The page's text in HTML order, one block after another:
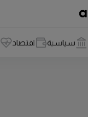
سياسية اقتصاد